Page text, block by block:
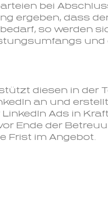
bei
ergeben, dass
so werden
und
diesen in der
an und
Ads in
Ende der
Frist im Angebot.